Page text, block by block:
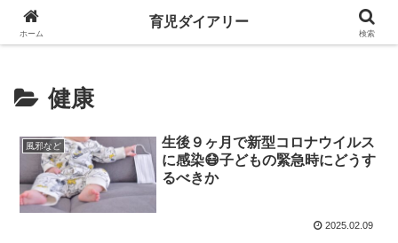
一緒に悩みながら育児を楽しめたらなと思って育児ダイアリー始めました！
健康
風邪など
生後９ヶ月で新型コロナウイルス
に感染😷子どもの緊急時にどうす
るべきか
2025.02.09
ホーム
育児ダイアリー
検索